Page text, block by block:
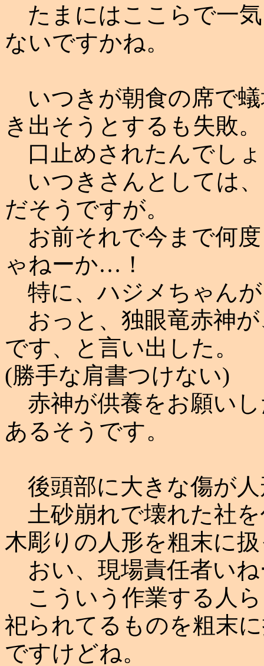
たまにはここらで一
ないですかね。
いつきが朝食の席で
き出そうとするも失敗。
口止めされたんでし
いつきさんとしては
だそうですが。
お前それで今まで何
ゃねーか…！
特に、ハジメちゃん
おっと、独眼竜赤神
です、と言い出した。
(勝手な肩書つけない)
赤神が供養をお願い
あるそうです。
後頭部に大きな傷が
土砂崩れで壊れた社
木彫りの人形を粗末に
おい、現場責任者い
こういう作業する人
祀られてるものを粗末
ですけどね。